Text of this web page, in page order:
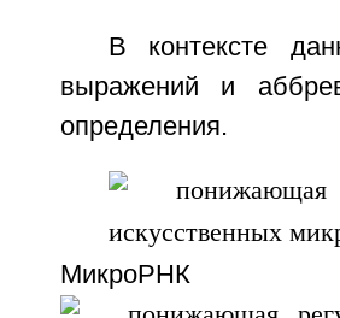
В контексте
выражений и
определения.